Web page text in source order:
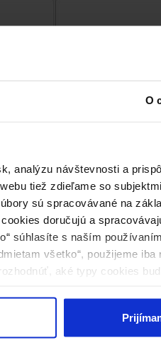
O
analýzu návštevnosti a
tiež zdieľame so
sú spracovávané na
doručujú a
súhlasíte s naším
všetko“, použijeme iba
aké typy cookies